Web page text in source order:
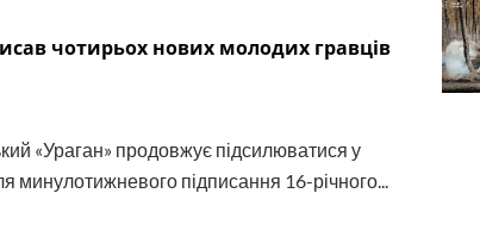
чотирьох нових молодих гравців
«Ураган» продовжує підсилюватися у
минулотижневого підписання 16-річного...